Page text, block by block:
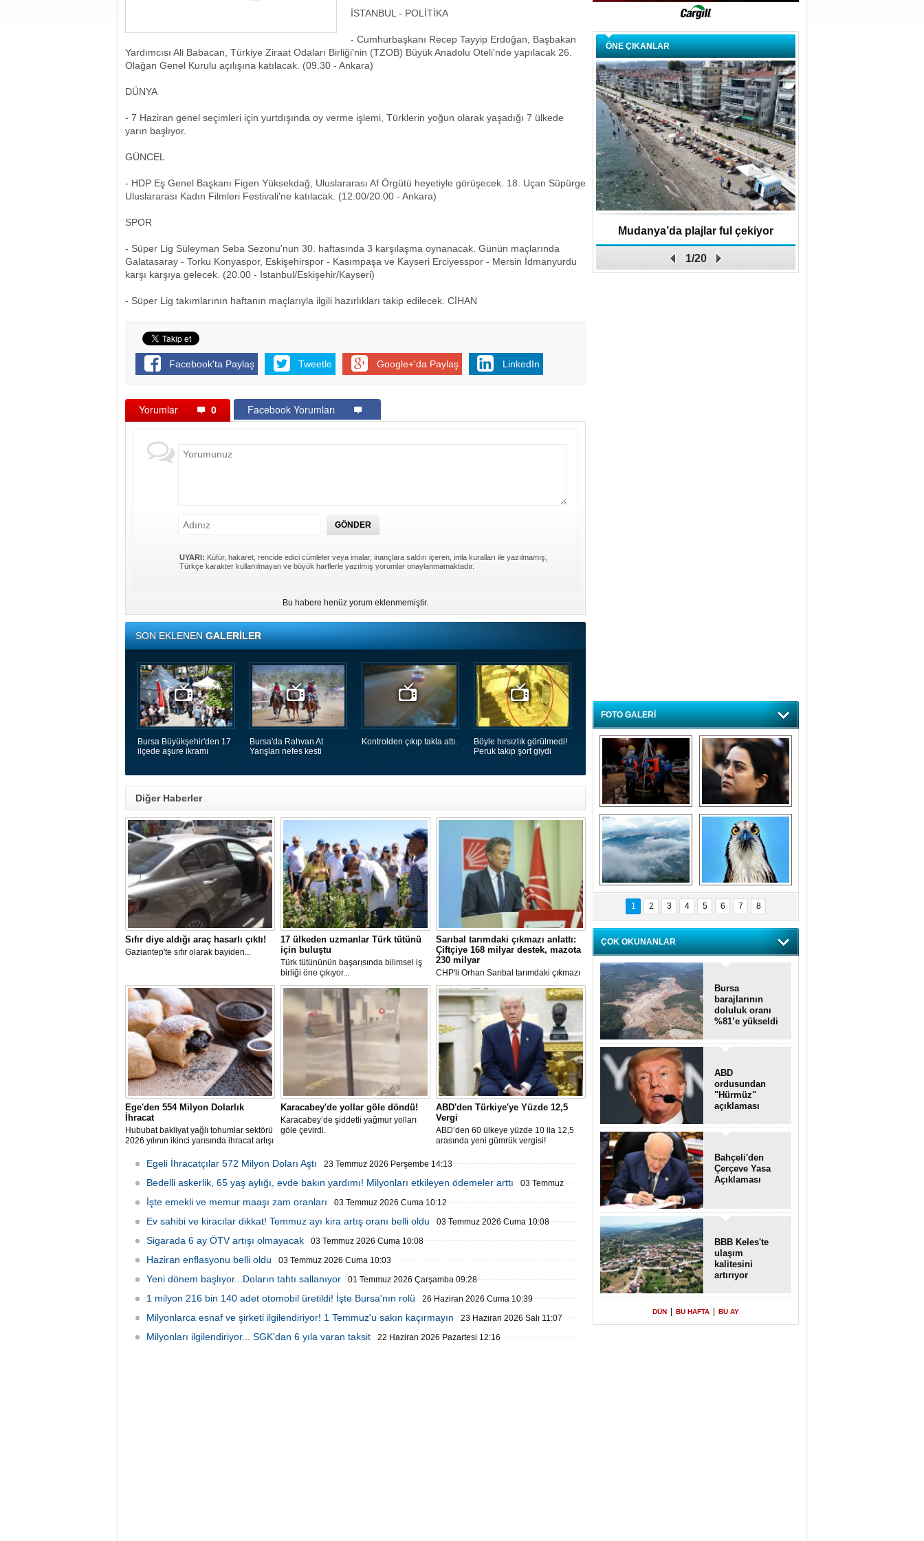
İSTANBUL - POLİTİKA
- Cumhurbaşkanı Recep Tayyip Erdoğan, Başbakan
Yardımcısı Ali Babacan, Türkiye Ziraat Odaları Birliği'nin (TZOB) Büyük Anadolu Oteli'nde yapılacak 26.
Olağan Genel Kurulu açılışına katılacak. (09.30 - Ankara)
DÜNYA
- 7 Haziran genel seçimleri için yurtdışında oy verme işlemi, Türklerin yoğun olarak yaşadığı 7 ülkede
yarın başlıyor.
GÜNCEL
- HDP Eş Genel Başkanı Figen Yüksekdağ, Uluslararası Af Örgütü heyetiyle görüşecek. 18. Uçan Süpürge
Uluslararası Kadın Filmleri Festivali'ne katılacak. (12.00/20.00 - Ankara)
SPOR
- Süper Lig Süleyman Seba Sezonu'nun 30. haftasında 3 karşılaşma oynanacak. Günün maçlarında
Galatasaray - Torku Konyaspor, Eskişehirspor - Kasımpaşa ve Kayseri Erciyesspor - Mersin İdmanyurdu
karşı karşıya gelecek. (20.00 - İstanbul/Eskişehir/Kayseri)
- Süper Lig takımlarının haftanın maçlarıyla ilgili hazırlıkları takip edilecek. CİHAN
Facebook'ta Paylaş Tweetle Google+'da Paylaş LinkedIn
Yorumlar 0 Facebook Yorumları
UYARI: Küfür, hakaret, rencide edici cümleler veya imalar, inançlara saldırı içeren, imla kuralları ile yazılmamış,
Türkçe karakter kullanılmayan ve büyük harflerle yazılmış yorumlar onaylanmamaktadır.
Bu habere henüz yorum eklenmemiştir.
SON EKLENENGALERİLER
Bursa Büyükşehir'den 17
ilçede aşure ikramı
Bursa'da Rahvan At
Yarışları nefes kesti
Kontrolden çıkıp takla attı.
Böyle hırsızlık görülmedi!
Peruk takıp şort giydi
Diğer Haberler
Sıfır diye aldığı araç hasarlı çıktı!
Gaziantep'te sıfır olarak bayiden...
17 ülkeden uzmanlar Türk tütünü
için buluştu
Türk tütününün başarısında bilimsel iş
birliği öne çıkıyor...
Sarıbal tarımdaki çıkmazı anlattı:
Çiftçiye 168 milyar destek, mazota
230 milyar
CHP'li Orhan Sarıbal tarımdaki çıkmazı
anlattı: Çiftçiye 168 milyar destek,
mazota 230 milyar
Ege'den 554 Milyon Dolarlık
İhracat
Hububat bakliyat yağlı tohumlar sektörü
2026 yılının ikinci yarısında ihracat artışı
Karacabey'de yollar göle döndü!
Karacabey’de şiddetli yağmur yolları
göle çevirdi.
ABD'den Türkiye'ye Yüzde 12,5
Vergi
ABD’den 60 ülkeye yüzde 10 ila 12,5
arasında yeni gümrük vergisi!
Egeli İhracatçılar 572 Milyon Doları Aştı 23 Temmuz 2026 Perşembe 14:13
Bedelli askerlik, 65 yaş aylığı, evde bakın yardımı! Milyonları etkileyen ödemeler arttı
03 Temmuz
2026 Cuma 11:10
İşte emekli ve memur maaşı zam oranları 03 Temmuz 2026 Cuma 10:12
Ev sahibi ve kiracılar dikkat! Temmuz ayı kira artış oranı belli oldu 03 Temmuz 2026 Cuma 10:08
Sigarada 6 ay ÖTV artışı olmayacak 03 Temmuz 2026 Cuma 10:08
Haziran enflasyonu belli oldu 03 Temmuz 2026 Cuma 10:03
Yeni dönem başlıyor...Doların tahtı sallanıyor 01 Temmuz 2026 Çarşamba 09:28
1 milyon 216 bin 140 adet otomobil üretildi! İşte Bursa'nın rolü 26 Haziran 2026 Cuma 10:39
Milyonlarca esnaf ve şirketi ilgilendiriyor! 1 Temmuz'u sakın kaçırmayın 23 Haziran 2026 Salı 11:07
Milyonları ilgilendiriyor... SGK'dan 6 yıla varan taksit 22 Haziran 2026 Pazartesi 12:16
ÖNE ÇIKANLAR
Mudanya’da plajlar ful çekiyor
1/20
FOTO GALERİ
Bursa'da deprem
tatbikatı gerçeğini
aratmadı
Özlem ve minnetle
anıyoruz
Bursa'dan
büyüleyen
fotoğraflar
Balık Kartalı
Bursa’da
görüntülendi
1 2 3 4 5 6 7 8
ÇOK OKUNANLAR
Bursa
barajlarının
doluluk oranı
%81’e yükseldi
ABD
ordusundan
"Hürmüz"
açıklaması
Bahçeli'den
Çerçeve Yasa
Açıklaması
BBB Keles'te
ulaşım
kalitesini
artırıyor
DÜN BU HAFTA BU AY